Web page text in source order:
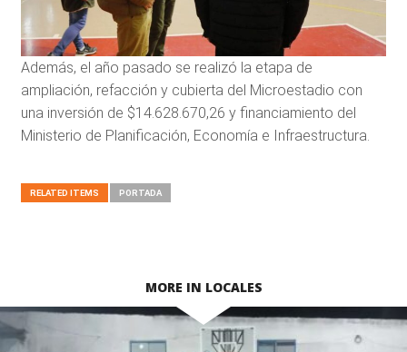
Además, el año pasado se realizó la etapa de
ampliación, refacción y cubierta del Microestadio con
una inversión de $14.628.670,26 y financiamiento del
Ministerio de Planificación, Economía e Infraestructura.
RELATED ITEMS PORTADA
MORE IN LOCALES